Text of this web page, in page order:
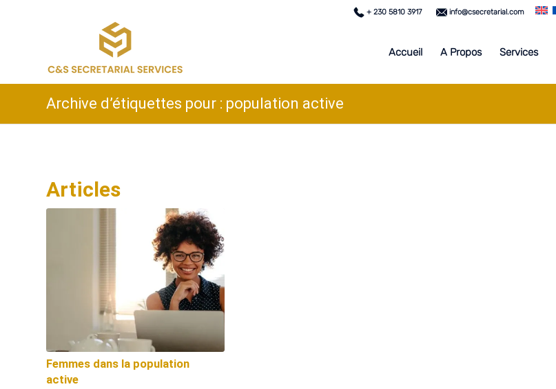
+ 230 5810 3917 info@csecretarial.com
Accueil A Propos Services
Archive d’étiquettes pour : population active
Articles
Femmes dans la population
active